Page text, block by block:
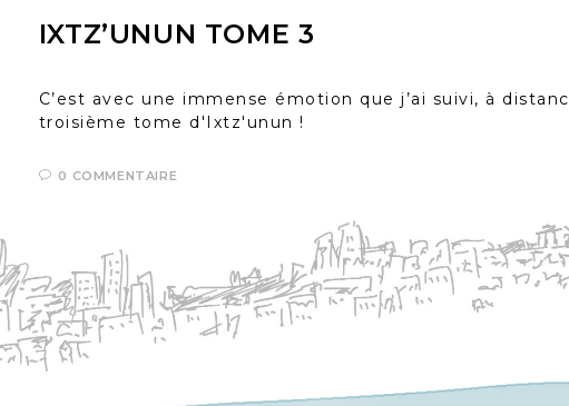
IXTZ’UNUN TOME 3
C’est avec une immense émotion que j’ai suivi, à
troisième tome d'Ixtz'unun !
0 COMMENTAIRE